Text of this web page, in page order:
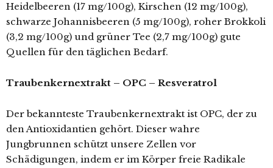
Heidelbeeren (17 mg/100g), Kirschen (12 mg/100g),
schwarze Johannisbeeren (5 mg/100g), roher Brokkoli
(3,2 mg/100g) und grüner Tee (2,7 mg/100g) gute
Quellen für den täglichen Bedarf.
Traubenkernextrakt – OPC – Resveratrol
Der bekannteste Traubenkernextrakt ist OPC, der zu
den Antioxidantien gehört. Dieser wahre
Jungbrunnen schützt unsere Zellen vor
Schädigungen, indem er im Körper freie Radikale